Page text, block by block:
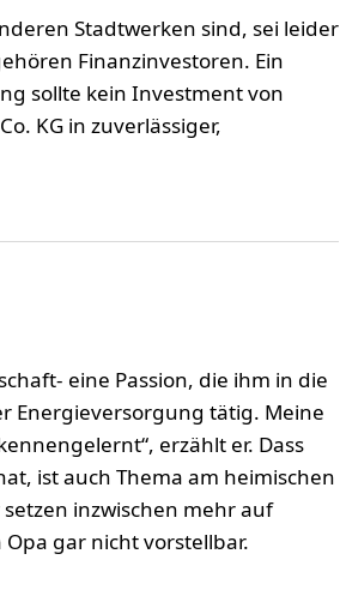
Stadtwerken sind, sei leider
Finanzinvestoren. Ein
sollte kein Investment von
KG in zuverlässiger,
eine Passion, die ihm in die
Energieversorgung tätig. Meine
erzählt er. Dass
ist auch Thema am heimischen
inzwischen mehr auf
gar nicht vorstellbar.